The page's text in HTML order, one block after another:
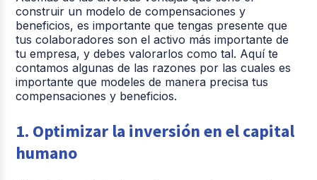
construir un modelo de compensaciones y
beneficios, es importante que tengas presente que
tus colaboradores son el activo más importante de
tu empresa, y debes valorarlos como tal. Aquí te
contamos algunas de las razones por las cuales es
importante que modeles de manera precisa tus
compensaciones y beneficios.
1. Optimizar la inversión en el capital
humano